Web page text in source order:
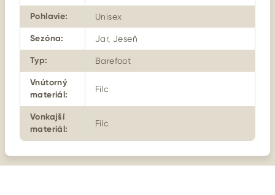
Pohlavie: Unisex
Sezóna: Jar, Jeseň
Typ: Barefoot
Vnútorný
materiál:
Filc
Vonkajší
materiál:
Filc